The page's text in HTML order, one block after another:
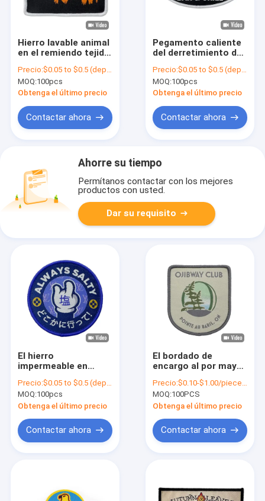
Hierro lavable animal
en el remiendo tejido
polyester lavables de
los sombreros
Precio:$0.05 to $0.5 (depends on the design and order quantity)
MOQ:100pcs
Obtenga el último precio
Contactar ahora
Pegamento caliente
del derretimiento de
Merrow del remiendo
de Logo Washable
Iron On Woven de la
de la venta
Precio:$0.05 to $0.5 (depends on the design and order quantity)
MOQ:100pcs
Obtenga el último precio
Contactar ahora
Ahorre su tiempo
Permítanos contactar con los mejores
productos con usted.
Dar su requisito
El hierro
impermeable en
pela la etiqueta
amistosa de la
chaqueta remienda a
Logo Custom
Precio:$0.05 to $0.5 (depends on the design and order quantity)
MOQ:100pcs
Obtenga el último precio
Contactar ahora
El bordado de
encargo al por mayor
los remiendos
tejidos para la ropa
Precio:$0.10-$1.00/piece (depends on the design and order quantity)
MOQ:100PCS
Obtenga el último precio
Contactar ahora